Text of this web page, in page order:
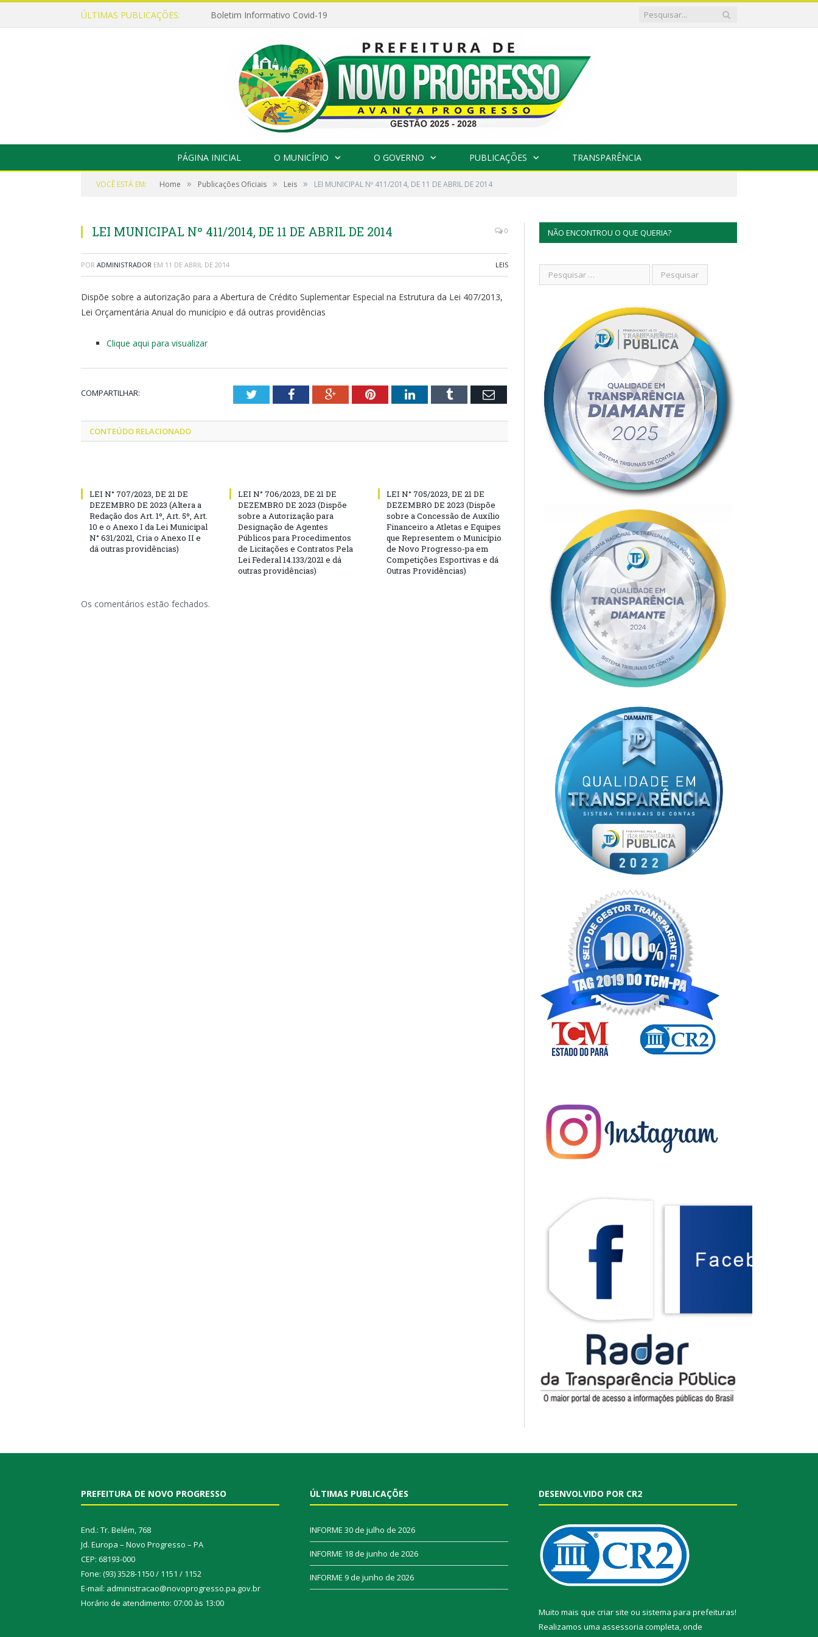
ÚLTIMAS PUBLICAÇÕES: Boletim Informativo Covid-19
PÁGINA INICIAL O MUNICÍPIO O GOVERNO PUBLICAÇÕES TRANSPARÊNCIA
VOCÊ ESTÁ EM: Home » Publicações Oficiais » Leis » LEI MUNICIPAL Nº 411/2014, DE 11 DE ABRIL DE 2014
LEI MUNICIPAL Nº 411/2014, DE 11 DE ABRIL DE 2014 0
POR ADMINISTRADOR EM 11 DE ABRIL DE 2014 LEIS
Dispõe sobre a autorização para a Abertura de Crédito Suplementar Especial na Estrutura da Lei 407/2013,
Lei Orçamentária Anual do município e dá outras providências
Clique aqui para visualizar
COMPARTILHAR: TwitterFacebookGoogle+PinterestLinkedInTumblr Email
CONTEÚDO RELACIONADO
LEI N° 707/2023, DE 21 DE
DEZEMBRO DE 2023 (Altera a
Redação dos Art. 1º, Art. 5º, Art.
10 e o Anexo I da Lei Municipal
N° 631/2021, Cria o Anexo II e
dá outras providências)
LEI N° 706/2023, DE 21 DE
DEZEMBRO DE 2023 (Dispõe
sobre a Autorização para
Designação de Agentes
Públicos para Procedimentos
de Licitações e Contratos Pela
Lei Federal 14.133/2021 e dá
outras providências)
LEI N° 705/2023, DE 21 DE
DEZEMBRO DE 2023 (Dispõe
sobre a Concessão de Auxílio
Financeiro a Atletas e Equipes
que Representem o Município
de Novo Progresso-pa em
Competições Esportivas e dá
Outras Providências)
Os comentários estão fechados.
NÃO ENCONTROU O QUE QUERIA?
PREFEITURA DE NOVO PROGRESSO
End.: Tr. Belém, 768
Jd. Europa – Novo Progresso – PA
CEP: 68193-000
Fone: (93) 3528-1150 / 1151 / 1152
E-mail: administracao@novoprogresso.pa.gov.br
Horário de atendimento: 07:00 às 13:00
ÚLTIMAS PUBLICAÇÕES
INFORME 30 de julho de 2026
INFORME 18 de junho de 2026
INFORME 9 de junho de 2026
DESENVOLVIDO POR CR2
Muito mais que criar site ou sistema para prefeituras!
Realizamos uma assessoria completa, onde